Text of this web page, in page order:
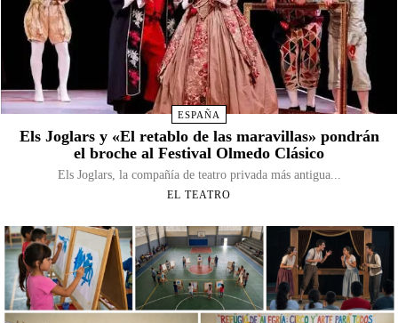
ESPAÑA
Els Joglars y «El retablo de las maravillas» pondrán
el broche al Festival Olmedo Clásico
Els Joglars, la compañía de teatro privada más antigua...
EL TEATRO